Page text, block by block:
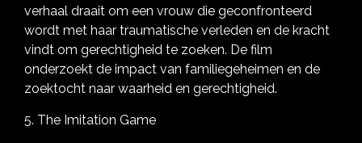
verhaal draait om een vrouw die geconfronteerd
wordt met haar traumatische verleden en de kracht
vindt om gerechtigheid te zoeken. De film
onderzoekt de impact van familiegeheimen en de
zoektocht naar waarheid en gerechtigheid.
5. The Imitation Game